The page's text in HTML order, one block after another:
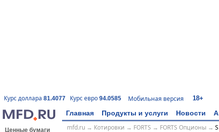
Курс доллара 81.4077 Курс евро 94.0585 Мобильная версия 18+
Главная Продукты и услуги Новости
Ценные бумаги
mfd.ru→ Котировки → FORTS → FORTS Опционы→